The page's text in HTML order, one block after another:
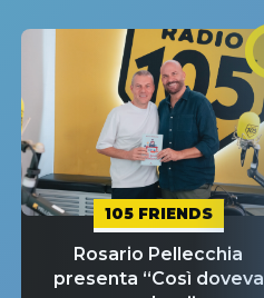
105 FRIENDS
Rosario Pellecchia
presenta “Così doveva